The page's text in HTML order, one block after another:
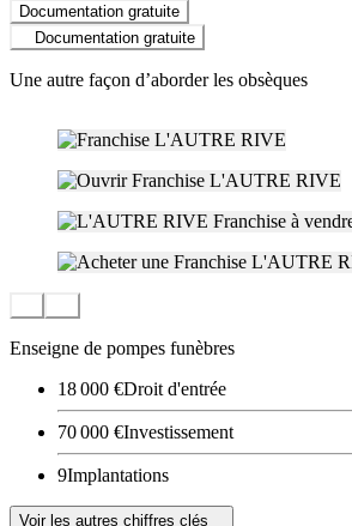
Documentation gratuite
Documentation gratuite
Une autre façon d’aborder les obsèques
Enseigne de pompes funèbres
18 000 €Droit d'entrée
70 000 €Investissement
9Implantations
Voir les autres chiffres clés